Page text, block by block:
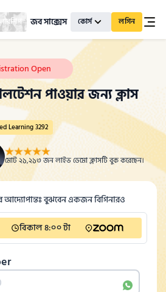
জব সাক্সেস কোর্স লগিন
Open
পাওয়ার জন্য ক্লাস
Learning3292
মোট ২১,২১৩ জন লাইভ ডেমো ক্লাসটি বুক করেছেন।
আদ্যোপান্তঃ বুঝবেন একজন বিগিনারও
বিকাল ৪:০০ টা